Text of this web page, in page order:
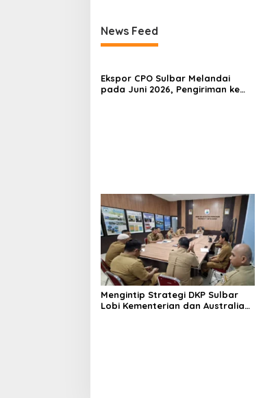
News Feed
Ekspor CPO Sulbar Melandai
pada Juni 2026, Pengiriman ke
Mengintip Strategi DKP Sulbar
Lobi Kementerian dan Australia